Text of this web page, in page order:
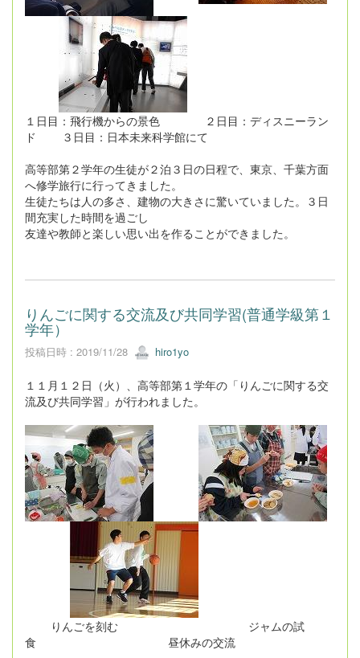
１日目：飛行機からの景色 ２日目：ディスニーラン
ド ３日目：日本未来科学館にて
高等部第２学年の生徒が２泊３日の日程で、東京、千葉方面
へ修学旅行に行ってきました。
生徒たちは人の多さ、建物の大きさに驚いていました。３日
間充実した時間を過ごし
友達や教師と楽しい思い出を作ることができました。
りんごに関する交流及び共同学習(普通学級第１
学年）
投稿日時 : 2019/11/28 hiro1yo
１１月１２日（火）、高等部第１学年の「りんごに関する交
流及び共同学習」が行われました。
りんごを刻む ジャムの試
食 昼休みの交流